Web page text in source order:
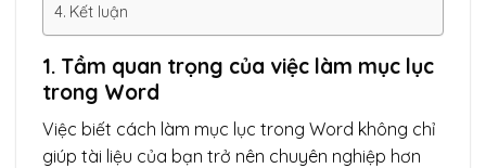
Kết luận
1. Tầm quan trọng của việc làm mục lục
trong Word
Việc biết cách làm mục lục trong Word không chỉ
giúp tài liệu của bạn trở nên chuyên nghiệp hơn